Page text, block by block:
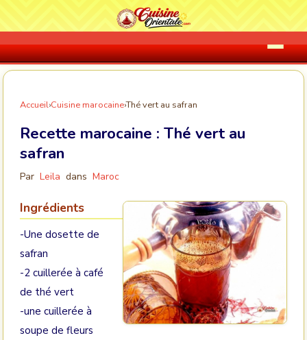
Accueil›Cuisine marocaine›Thé vert au safran
Recette marocaine : Thé vert au
safran
Par Leila dans Maroc
Ingrédients
-Une dosette de
safran
-2 cuillerée à café
de thé vert
-une cuillerée à
soupe de fleurs